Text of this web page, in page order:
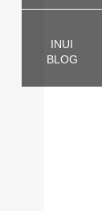
INUI
BLOG